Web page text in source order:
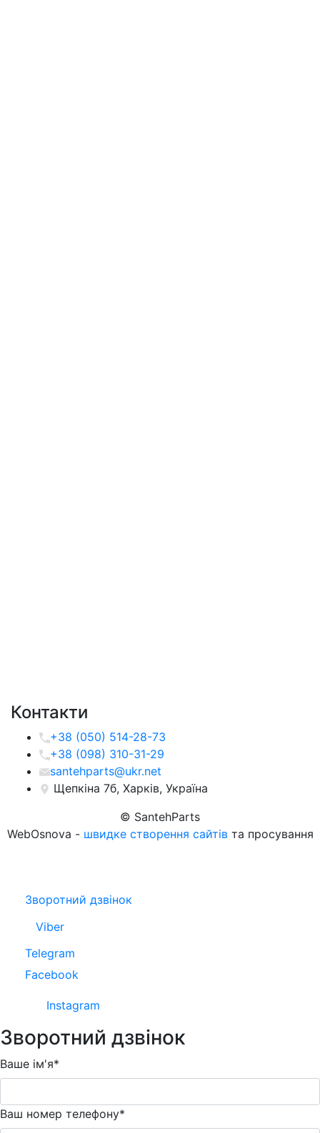
Контакти
+38 (050) 514-28-73
+38 (098) 310-31-29
santehparts@ukr.net
Щепкіна 7б, Харків, Україна
© SantehParts
WebOsnova - швидке створення сайтівта просування
Зворотний дзвінок
Viber
Telegram
Facebook
Instagram
Зворотний дзвінок
Ваше ім'я*
Ваш номер телефону*